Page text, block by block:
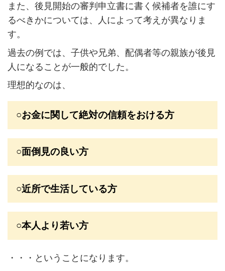
また、後見開始の審判申立書に書く候補者を誰にす
るべきかについては、人によって考えが異なりま
す。
過去の例では、子供や兄弟、配偶者等の親族が後見
人になることが一般的でした。
理想的なのは、
○お金に関して絶対の信頼をおける方
○面倒見の良い方
○近所で生活している方
○本人より若い方
・・・ということになります。